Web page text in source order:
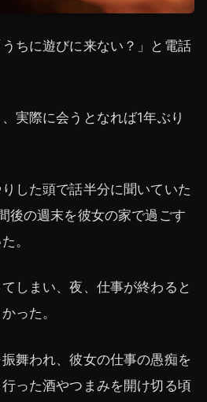
ちに遊びに来ない？」と電話
実際に会うとなれば1年ぶり
した頭で話半分に聞いていた
後の週末を彼女の家で過ごす
。
しまい、夜、仕事が終わると
った。
舞われ、彼女の仕事の愚痴を
った酒やつまみを開け切る頃